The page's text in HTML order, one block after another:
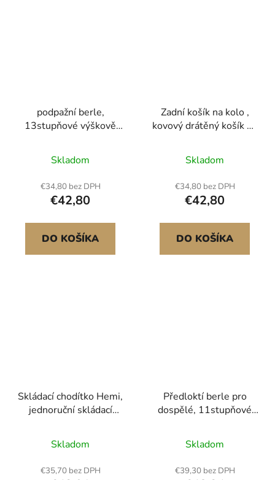
podpažní berle,
13stupňové výškově
berle, lehké hliníkové
berle pro dospělé a
teenagery - s měkkou
podpažní podložkou pro
poranění nohou, pro
osoby se zdravotním
postižením, 1 pár, 300
liber
Skladom
€34,80 bez DPH
€42,80
DO KOŠÍKA
Zadní košík na kolo ,
kovový drátěný košík na
světlem a vodotěsným
krytem, odolný zadní
košík na kolo, pasuje na
většinu zadních nosičů
kol
Skladom
€34,80 bez DPH
€42,80
DO KOŠÍKA
Skládací chodítko Hemi,
jednoruční skládací
6stupňovou
nastavitelnou výškou,
lehký hliník | Boční
Skladom
€35,70 bez DPH
Předloktí berle pro
dospělé, 11stupňové
berle s 4stupňovou
horní manžetou, lehké
hliníkové lékařské
Skladom
€39,30 bez DPH